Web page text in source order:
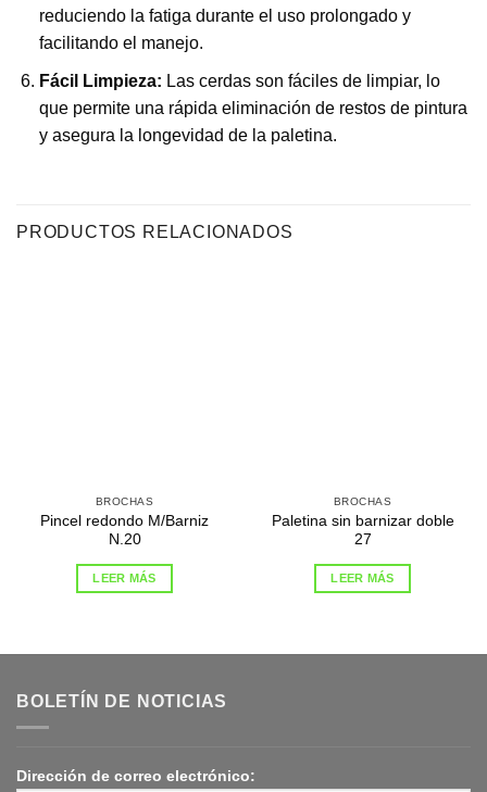
reduciendo la fatiga durante el uso prolongado y
facilitando el manejo.
Fácil Limpieza: Las cerdas son fáciles de limpiar, lo
que permite una rápida eliminación de restos de pintura
y asegura la longevidad de la paletina.
PRODUCTOS RELACIONADOS
BROCHAS
Pincel redondo M/Barniz
N.20
LEER MÁS
BROCHAS
Paletina sin barnizar doble
27
LEER MÁS
BOLETÍN DE NOTICIAS
Dirección de correo electrónico: